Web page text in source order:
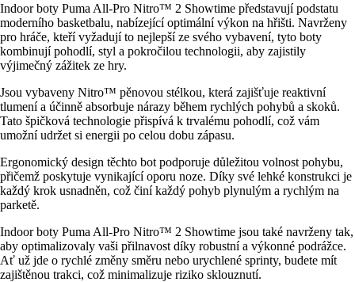
Indoor boty Puma All-Pro Nitro™ 2 Showtime představují podstatu
moderního basketbalu, nabízející optimální výkon na hřišti. Navrženy
pro hráče, kteří vyžadují to nejlepší ze svého vybavení, tyto boty
kombinují pohodlí, styl a pokročilou technologii, aby zajistily
výjimečný zážitek ze hry.
Jsou vybaveny Nitro™ pěnovou stélkou, která zajišťuje reaktivní
tlumení a účinně absorbuje nárazy během rychlých pohybů a skoků.
Tato špičková technologie přispívá k trvalému pohodlí, což vám
umožní udržet si energii po celou dobu zápasu.
Ergonomický design těchto bot podporuje důležitou volnost pohybu,
přičemž poskytuje vynikající oporu noze. Díky své lehké konstrukci je
každý krok usnadněn, což činí každý pohyb plynulým a rychlým na
parketě.
Indoor boty Puma All-Pro Nitro™ 2 Showtime jsou také navrženy tak,
aby optimalizovaly vaši přilnavost díky robustní a výkonné podrážce.
Ať už jde o rychlé změny směru nebo urychlené sprinty, budete mít
zajištěnou trakci, což minimalizuje riziko sklouznutí.